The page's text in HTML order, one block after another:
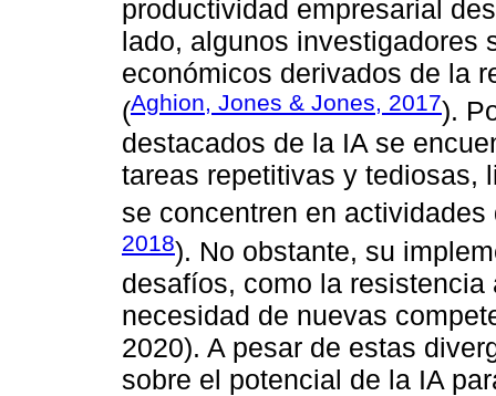
productividad empresarial
lado, algunos investigadores
económicos derivados de la
(Aghion, Jones & Jones, 2017).
destacados de la IA se
tareas repetitivas y tediosas,
se concentren en
2018). No obstante, su
desafíos, como la
necesidad de nuevas
2020). A pesar de estas
sobre el potencial de la IA